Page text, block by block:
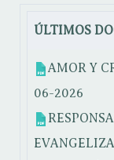
ÚLTIMOS
AMOR Y
06-2026